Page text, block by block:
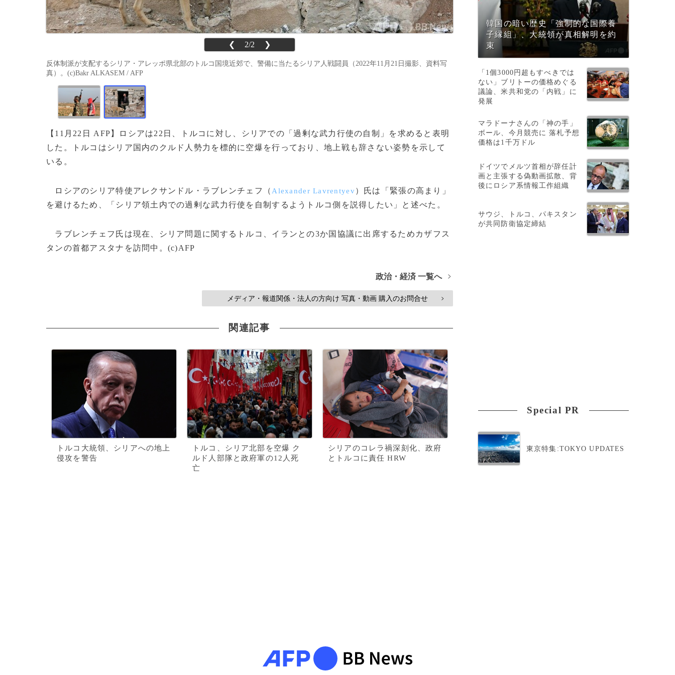
❮ 2/2 ❯
反体制派が支配するシリア・アレッポ県北部のトルコ国境近郊で、警備に当たるシリア人戦闘員（2022年11月21日撮影、資料写
真）。(c)Bakr ALKASEM / AFP
【11月22日 AFP】ロシアは22日、トルコに対し、シリアでの「過剰な武力行使の自制」を求めると表明
した。トルコはシリア国内のクルド人勢力を標的に空爆を行っており、地上戦も辞さない姿勢を示して
いる。
ロシアのシリア特使アレクサンドル・ラブレンチェフ（ Alexander Lavrentyev）氏は「緊張の高まり」
を避けるため、「シリア領土内での過剰な武力行使を自制するようトルコ側を説得したい」と述べた。
ラブレンチェフ氏は現在、シリア問題に関するトルコ、イランとの3か国協議に出席するためカザフス
タンの首都アスタナを訪問中。(c)AFP
政治・経済 一覧へ >
メディア・報道関係・法人の方向け 写真・動画 購入のお問合せ >
関連記事
トルコ大統領、シリアへの地上
侵攻を警告
トルコ、シリア北部を空爆 ク
ルド人部隊と政府軍の12人死
亡
シリアのコレラ禍深刻化、政府
とトルコに責任 HRW
韓国の暗い歴史「強制的な国際養
子縁組」、大統領が真相解明を約
束
「1個3000円超もすべきでは
ない」ブリトーの価格めぐる
議論、米共和党の「内戦」に
発展
マラドーナさんの「神の手」
ボール、今月競売に 落札予想
価格は1千万ドル
ドイツでメルツ首相が辞任計
画と主張する偽動画拡散、背
後にロシア系情報工作組織
サウジ、トルコ、パキスタン
が共同防衛協定締結
Special PR
東京特集:TOKYO UPDATES